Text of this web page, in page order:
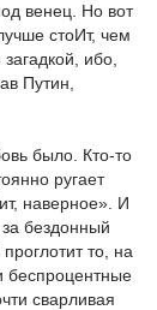
венец. Но вот
стоИт, чем
ибо,
Путин,
было. Кто-то
ругает
наверное». И
бездонный
то, на
беспроцентные
сварливая